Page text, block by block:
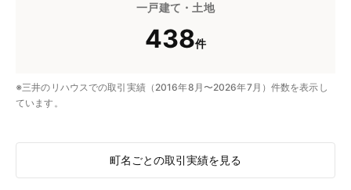
一戸建て・土地
438件
※三井のリハウスでの取引実績（2016年8月〜2026年7月）件数を表示し
ています。
町名ごとの取引実績を見る